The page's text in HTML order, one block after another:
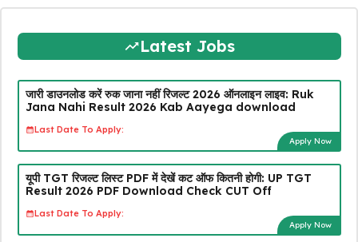
Latest Jobs
जारी डाउनलोड करें रुक जाना नहीं रिजल्ट 2026 ऑनलाइन लाइव: Ruk
Jana Nahi Result 2026 Kab Aayega download
Last Date To Apply:
Apply Now
यूपी TGT रिजल्ट लिस्ट PDF में देखें कट ऑफ कितनी होगी: UP TGT
Result 2026 PDF Download Check CUT Off
Last Date To Apply:
Apply Now